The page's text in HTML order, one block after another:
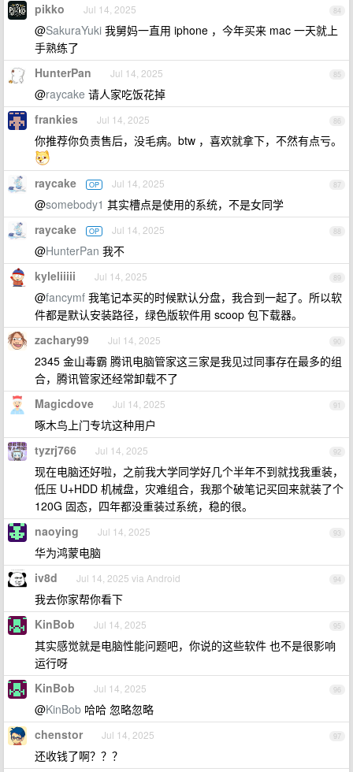
84
pikko Jul 14, 2025
@SakuraYuki 我舅妈一直用 iphone ，今年买来 mac 一天就上
手熟练了
85
HunterPan Jul 14, 2025
@raycake 请人家吃饭花掉
86
frankies Jul 14, 2025
你推荐你负责售后，没毛病。btw ，喜欢就拿下，不然有点亏。
87
raycake OP Jul 14, 2025
@somebody1 其实槽点是使用的系统，不是女同学
88
raycake OP Jul 14, 2025
@HunterPan 我不
89
kyleliiiii Jul 14, 2025
@fancymf 我笔记本买的时候默认分盘，我合到一起了。所以软
件都是默认安装路径，绿色版软件用 scoop 包下载器。
90
zachary99 Jul 14, 2025
2345 金山毒霸 腾讯电脑管家这三家是我见过同事存在最多的组
合，腾讯管家还经常卸载不了
91
Magicdove Jul 14, 2025
啄木鸟上门专坑这种用户
92
tyzrj766 Jul 14, 2025
现在电脑还好啦，之前我大学同学好几个半年不到就找我重装，
低压 U+HDD 机械盘，灾难组合，我那个破笔记买回来就装了个
120G 固态，四年都没重装过系统，稳的很。
93
naoying Jul 14, 2025
华为鸿蒙电脑
94
iv8d Jul 14, 2025 via Android
我去你家帮你看下
95
KinBob Jul 14, 2025
其实感觉就是电脑性能问题吧，你说的这些软件 也不是很影响
运行呀
96
KinBob Jul 14, 2025
@KinBob 哈哈 忽略忽略
97
chenstor Jul 14, 2025
还收钱了啊？？？